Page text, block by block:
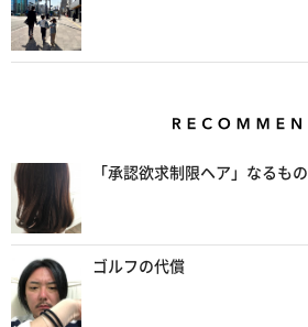
「承認欲求制限ヘア」なるもの
ゴルフの代償